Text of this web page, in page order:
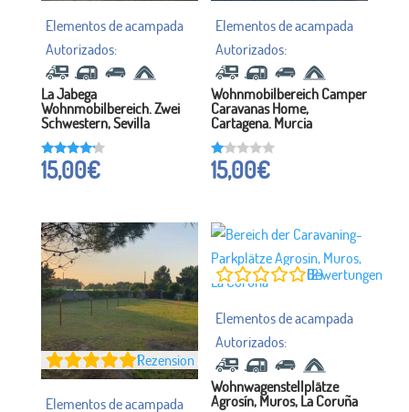
La Jabega
Wohnmobilbereich. Zwei
Schwestern, Sevilla
Bewertet
mit
15,00€
Wohnmobilbereich Camper
Caravanas Home,
Cartagena. Murcia
B
e
m
it
00
vo
n
15,00€
1Rezension
0
Bewertungen (2)
Wohnwagenstellplätze
Agrosín, Muros, La Coruña